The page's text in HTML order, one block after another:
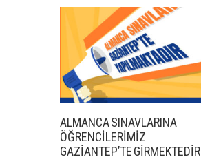
ALMANCA SINAVLARINA
ÖĞRENCİLERİMİZ
GAZİANTEP’TE GİRMEKTEDİR